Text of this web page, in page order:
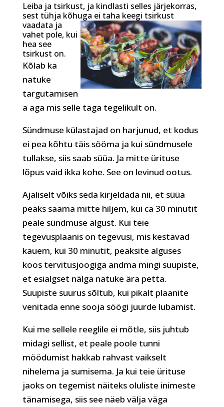
Leiba ja tsirkust, ja kindlasti selles järjekorras,
sest tühja kõhuga ei taha keegi tsirkust
vaadata ja
vahet pole, kui
hea see
tsirkust on.
Kõlab ka
natuke
targutamisen
a aga mis selle taga tegelikult on.
Sündmuse külastajad on harjunud, et kodus
ei pea kõhtu täis sööma ja kui sündmusele
tullakse, siis saab süüa. Ja mitte ürituse
lõpus vaid ikka kohe. See on levinud ootus.
Ajaliselt võiks seda kirjeldada nii, et süüa
peaks saama mitte hiljem, kui ca 30 minutit
peale sündmuse algust. Kui teie
tegevusplaanis on tegevusi, mis kestavad
kauem, kui 30 minutit, peaksite alguses
koos tervitusjoogiga andma mingi suupiste,
et esialgset nälga natuke ära petta.
Suupiste suurus sõltub, kui pikalt plaanite
venitada enne sooja söögi juurde lubamist.
Kui me sellele reeglile ei mõtle, siis juhtub
midagi sellist, et peale poole tunni
möödumist hakkab rahvast vaikselt
nihelema ja sumisema. Ja kui teie ürituse
jaoks on tegemist näiteks oluliste inimeste
tänamisega, siis see näeb välja väga